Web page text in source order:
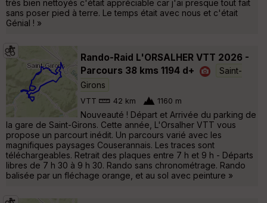
très bien nettoyés c'était appréciable car j'ai presque tout fait
sans poser pied à terre. Le temps était avec nous et c'était
Génial ! »
Rando-Raid L'ORSALHER VTT 2026 -
Parcours 38 kms 1194 d+
Saint-
Girons
VTT 42 km 1160 m
Nouveauté ! Départ et Arrivée du parking de
la gare de Saint-Girons. Cette année, L'Orsalher VTT vous
propose un parcourt inédit. Un parcours varié avec les
magnifiques paysages Couserannais. Les traces sont
téléchargeables. Retrait des plaques entre 7 h et 9 h - Départs
libres de 7 h 30 à 9 h 30. Rando sans chronométrage. Rando
balisée par un fléchage orange, et au sol avec peinture »